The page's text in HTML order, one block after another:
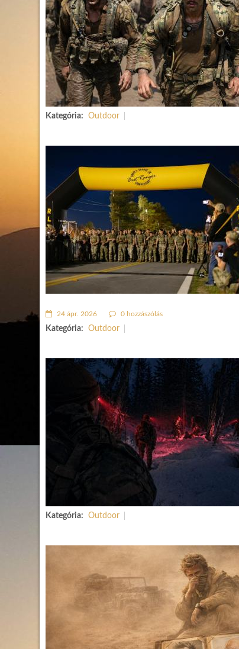
Kategória: Outdoor
24 ápr. 2026 0 hozzászólás
Kategória: Outdoor
Kategória: Outdoor